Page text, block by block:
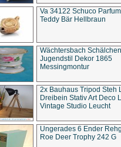
Va 34122 Schuco
Teddy Bär Hellbraun
Wächtersbach Schälchen
Jugendstil Dekor 1865
Messingmontur
2x Bauhaus Tripod Steh
Dreibein Stativ Art Deco
Vintage Studio Leucht
Ungerades 6 Ender
Roe Deer Trophy 242 G